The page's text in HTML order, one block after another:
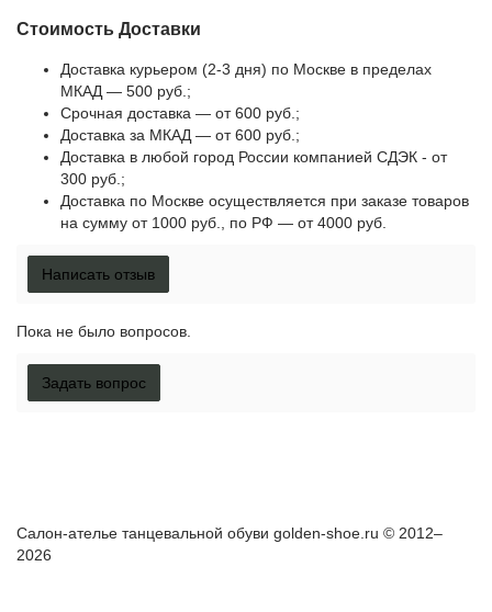
Стоимость Доставки
Доставка курьером (2-3 дня) по Москве в пределах
МКАД — 500 руб.;
Срочная доставка — от 600 руб.;
Доставка за МКАД — от 600 руб.;
Доставка в любой город России компанией СДЭК - от
300 руб.;
Доставка по Москве осуществляется при заказе товаров
на сумму от 1000 руб., по РФ — от 4000 руб.
Написать отзыв
Пока не было вопросов.
Задать вопрос
Салон-ателье танцевальной обуви golden-shoe.ru © 2012–
2026